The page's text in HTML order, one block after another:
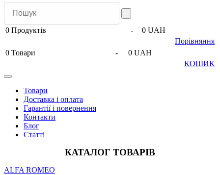
0 Продуктів -
0 UAH
Порівняння
0 Товари -
0 UAH
КОШИК
Товари
Доставка і оплата
Гарантії і повернення
Контакти
Блог
Статті
КАТАЛОГ ТОВАРІВ
ALFA ROMEO